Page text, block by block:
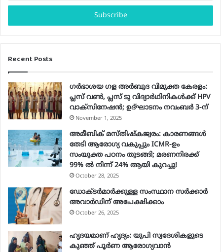
t
r
y
u
m
a
i
l
a
d
d
r
Recent Posts
ഗർഭാശയ ഗള അർബുദ വിമുക്ത കേരളം:
പ്ലസ് വൺ, പ്ലസ് ടു വിദ്യാർഥിനികൾക്ക് HPV
വാക്‌സിനേഷൻ; ഉദ്ഘാടനം നവംബർ 3-ന്
November 1, 2025
അമീബിക് മസ്തിഷ്കജ്വരം: കാരണങ്ങൾ
തേടി ആരോഗ്യ വകുപ്പും ICMR-ഉം
സംയുക്ത പഠനം തുടങ്ങി; മരണനിരക്ക്
99% ൽ നിന്ന് 24% ആയി കുറച്ചു!
October 28, 2025
ഡോക്ടർമാർക്കുള്ള സംസ്ഥാന സർക്കാർ
അവാർഡിന് അപേക്ഷിക്കാം
October 26, 2025
ഹൃദയമാണ് ഹൃദ്യം: യുപി സ്വദേശികളുടെ
കുഞ്ഞ് പൂര്‍ണ ആരോഗ്യവാന്‍